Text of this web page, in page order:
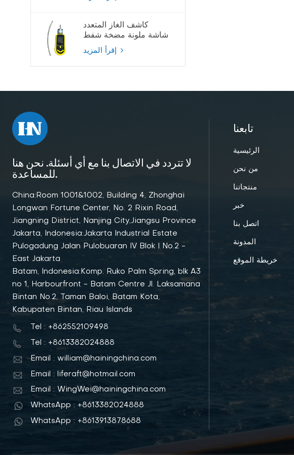
كاشف الغاز المتعدد
شاشة ملونة مضخة شفط
كاشف الغاز
لا تتردد في الاتصال بنا مع أي أسئلة. نحن هنا
للمساعدة.
China:Room 1001&1002, Building 4, Zhonghai
Longwan Fortune Center, No. 2 Rixin Road,
Jiangning District, Nanjing City,Jiangsu Province
Jakarta, Indonesia:Jakarta Industrial Estate
Pulogadung Jalan Pulobuaran IV Blok I No.2 -
East Jakarta
Batam, Indonesia:Komp. Ruko Palm Spring, blk A3
no 1, Harbourfront - Batam Centre Jl. Laksamana
Bintan No.2, Taman Baloi, Batam Kota,
Kabupaten Bintan, Riau Islands
Tel : +862552109498
Tel : +8613382024888
Email : william@hainingchina.com
Email : liferaft@hotmail.com
Email : WingWei@hainingchina.com
WhatsApp : +8613382024888
WhatsApp : +8613913878688
تابعنا
الرئيسية
من نحن
منتجاتنا
خبر
اتصل بنا
المدونة
خريطة الموقع